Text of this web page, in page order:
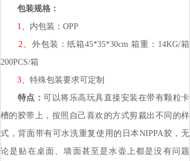
包装规格：
1、 内包装：OPP
2、 外包装：纸箱45*35*30cm 箱重：14KG/箱
200PCS/箱
3、 特殊包装要求可定制
特点：可以将乐高玩具直接安装在带有颗粒卡
槽的胶带上，按照自己喜欢的方式剪裁出不同的样
式，背面带有可水洗重复使用的日本NIPPA胶，无
论是贴在桌面、墙面甚至是水壶上都是没有问题